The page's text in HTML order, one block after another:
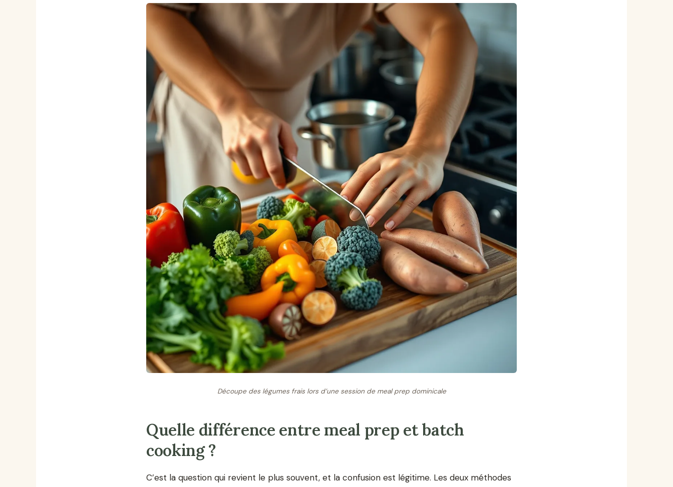
Découpe des légumes frais lors d’une session de meal prep dominicale
Quelle différence entre meal prep et batch
cooking ?
C’est la question qui revient le plus souvent, et la confusion est légitime. Les deux méthodes